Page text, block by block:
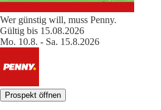
Wer günstig will, muss Penny.
Gültig bis 15.08.2026
Mo. 10.8. - Sa. 15.8.2026
Prospekt öffnen